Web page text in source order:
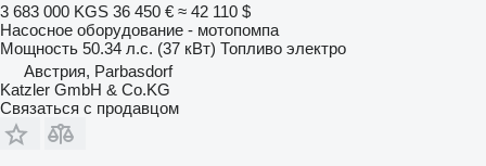
3 683 000 KGS 36 450 € ≈ 42 110 $
Насосное оборудование - мотопомпа
Мощность 50.34 л.с. (37 кВт) Топливо электро
Австрия, Parbasdorf
Katzler GmbH & Co.KG
Связаться с продавцом